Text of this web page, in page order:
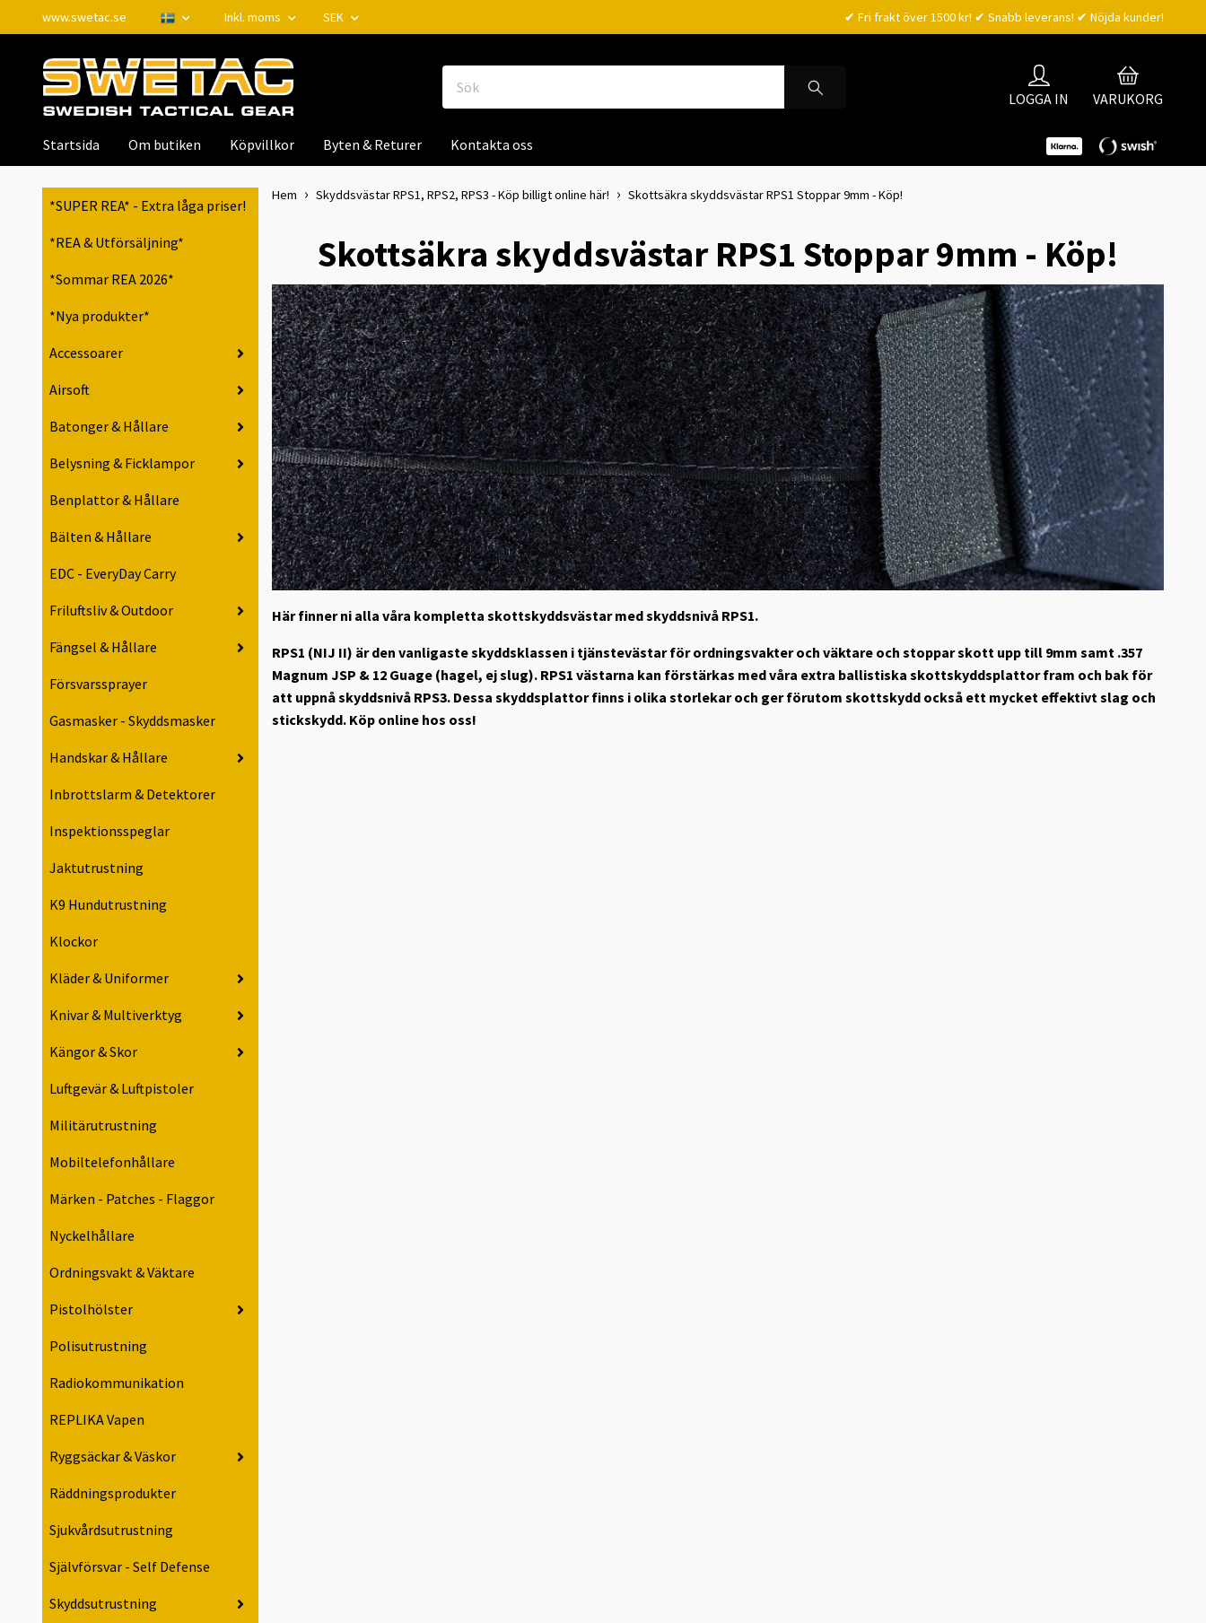
www.swetac.se Inkl. moms SEK ✔ Fri frakt över 1500 kr! ✔ Snabb leverans! ✔ Nöjda kunder!
LOGGA IN VARUKORG
Startsida Om butiken Köpvillkor Byten & Returer Kontakta oss
*SUPER REA* - Extra låga priser!
*REA & Utförsäljning*
*Sommar REA 2026*
*Nya produkter*
Accessoarer
Airsoft
Batonger & Hållare
Belysning & Ficklampor
Benplattor & Hållare
Bälten & Hållare
EDC - EveryDay Carry
Friluftsliv & Outdoor
Fängsel & Hållare
Försvarssprayer
Gasmasker - Skyddsmasker
Handskar & Hållare
Inbrottslarm & Detektorer
Inspektionsspeglar
Jaktutrustning
K9 Hundutrustning
Klockor
Kläder & Uniformer
Knivar & Multiverktyg
Kängor & Skor
Luftgevär & Luftpistoler
Militärutrustning
Mobiltelefonhållare
Märken - Patches - Flaggor
Nyckelhållare
Ordningsvakt & Väktare
Pistolhölster
Polisutrustning
Radiokommunikation
REPLIKA Vapen
Ryggsäckar & Väskor
Räddningsprodukter
Sjukvårdsutrustning
Självförsvar - Self Defense
Skyddsutrustning
Hem Skyddsvästar RPS1, RPS2, RPS3 - Köp billigt online här! Skottsäkra skyddsvästar RPS1 Stoppar 9mm - Köp!
Skottsäkra skyddsvästar RPS1 Stoppar 9mm - Köp!
Här finner ni alla våra kompletta skottskyddsvästar med skyddsnivå RPS1.
RPS1 (NIJ II) är den vanligaste skyddsklassen i tjänstevästar för ordningsvakter och väktare och stoppar skott upp till 9mm samt .357
Magnum JSP & 12 Guage (hagel, ej slug). RPS1 västarna kan förstärkas med våra extra ballistiska skottskyddsplattor fram och bak för
att uppnå skyddsnivå RPS3. Dessa skyddsplattor finns i olika storlekar och ger förutom skottskydd också ett mycket effektivt slag och
stickskydd. Köp online hos oss!